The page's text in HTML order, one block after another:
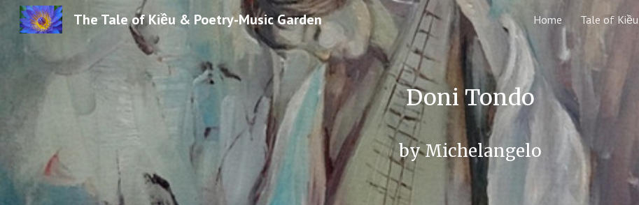
Skip to main content Skip to navigation
The Tale of Kiều & Poetry-Music Garden Home Tale of Kiều
Doni Tondo
by Michelangelo